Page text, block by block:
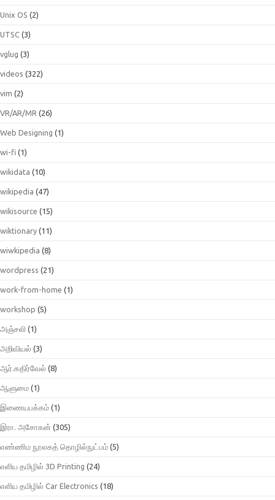
Unix OS (2)
UTSC (3)
vglug (3)
videos (322)
vim (2)
VR/AR/MR (26)
Web Designing (1)
wi-fi (1)
wikidata (10)
wikipedia (47)
wikisource (15)
wiktionary (11)
wiwkipedia (8)
wordpress (21)
work-from-home (1)
workshop (5)
அஞ்சலி (1)
அறிவியல் (3)
ஆர்.கதிர்வேல் (8)
ஆளுமை (1)
இணையபக்கம் (1)
இரா. அசோகன் (305)
எண்ணிம நூலகத் தொழில்நுட்பம் (5)
எளிய தமிழில் 3D Printing (24)
எளிய தமிழில் Car Electronics (18)